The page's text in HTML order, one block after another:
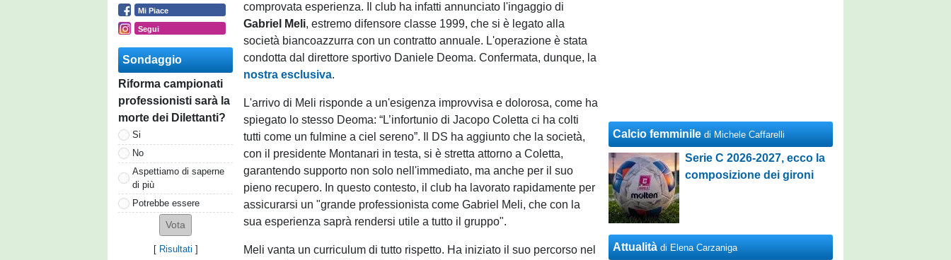
Mi Piace
Segui
Sondaggio
Riforma campionati
professionisti sarà la
morte dei Dilettanti?
Si
No
Aspettiamo di saperne
di più
Potrebbe essere
[ Risultati ]
comprovata esperienza. Il club ha infatti annunciato l'ingaggio di
Gabriel Meli, estremo difensore classe 1999, che si è legato alla
società biancoazzurra con un contratto annuale. L'operazione è stata
condotta dal direttore sportivo Daniele Deoma. Confermata, dunque, la
nostra esclusiva.
L'arrivo di Meli risponde a un'esigenza improvvisa e dolorosa, come ha
spiegato lo stesso Deoma: “L’infortunio di Jacopo Coletta ci ha colti
tutti come un fulmine a ciel sereno”. Il DS ha aggiunto che la società,
con il presidente Montanari in testa, si è stretta attorno a Coletta,
garantendo supporto non solo nell'immediato, ma anche per il suo
pieno recupero. In questo contesto, il club ha lavorato rapidamente per
assicurarsi un "grande professionista come Gabriel Meli, che con la
sua esperienza saprà rendersi utile a tutto il gruppo".
Meli vanta un curriculum di tutto rispetto. Ha iniziato il suo percorso nel
Calcio femminile di Michele Caffarelli
Serie C 2026-2027, ecco la
composizione dei gironi
Attualità di Elena Carzaniga